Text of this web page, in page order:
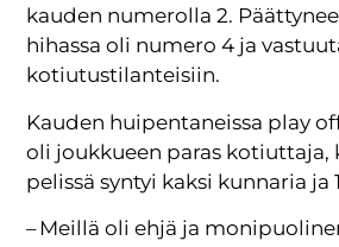
kauden numerolla 2.
hihassa oli numero 4 ja
kotiutustilanteisiin.
Kauden huipentaneissa play
oli joukkueen paras kotiuttaja,
pelissä syntyi kaksi kunnaria ja
– Meillä oli ehjä ja